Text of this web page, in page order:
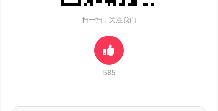
扫一扫，关注我们
585